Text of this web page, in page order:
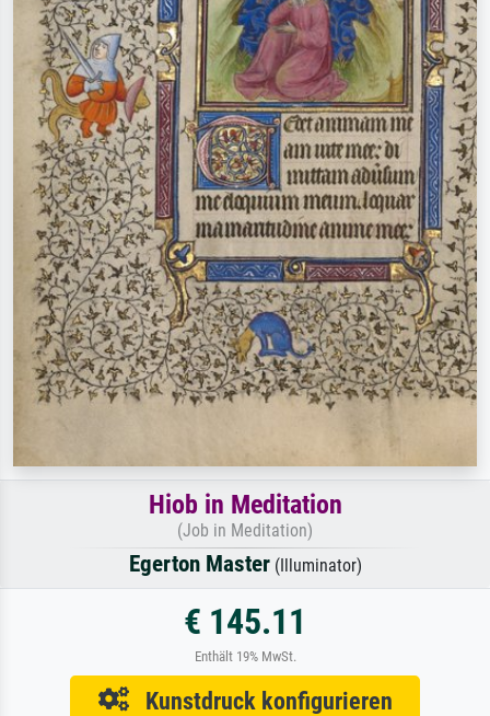
Hiob in Meditation
(Job in Meditation)
Egerton Master(Illuminator)
€ 145.11
Enthält 19% MwSt.
Kunstdruck konfigurieren